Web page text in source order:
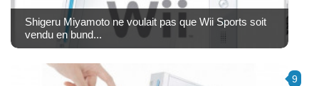
Shigeru Miyamoto ne voulait pas que Wii Sports soit
vendu en bund...
9